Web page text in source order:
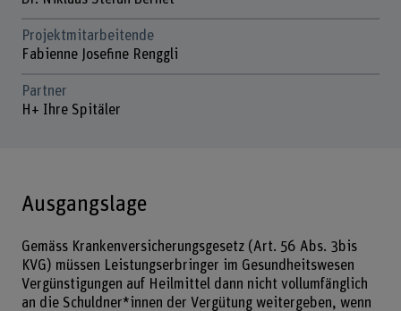
Projektmitarbeitende
Fabienne Josefine Renggli
Partner
H+ Ihre Spitäler
Ausgangslage
Gemäss Krankenversicherungsgesetz (Art. 56 Abs. 3bis
KVG) müssen Leistungserbringer im Gesundheitswesen
Vergünstigungen auf Heilmittel dann nicht vollumfänglich
an die Schuldner*innen der Vergütung weitergeben, wenn